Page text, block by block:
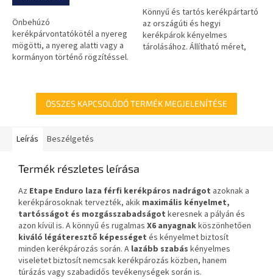
Önbehúzó
kerékpárvontatókötél a nyereg
mögötti, a nyereg alatti vagy a
kormányon történő rögzítéssel.
0,0
csillag.
Könnyű és tartós kerékpártartó
az országúti és hegyi
kerékpárok kényelmes
tárolásához. Állítható méret,
ÖSSZES KAPCSOLÓDÓ TERMÉK MEGJELENÍTÉSE
Leírás Beszélgetés
Termék részletes leírása
Az Etape Enduro laza férfi kerékpáros nadrágot azoknak a
kerékpárosoknak tervezték, akik maximális kényelmet,
tartósságot és mozgásszabadságot keresnek a pályán és
azon kívül is. A könnyű és rugalmas X6 anyagnakköszönhetően
kiváló légáteresztő képességet és kényelmet biztosít
minden kerékpározás során. A lazább szabás kényelmes
viseletet biztosít nemcsak kerékpározás közben, hanem
túrázás vagy szabadidős tevékenységek során is.